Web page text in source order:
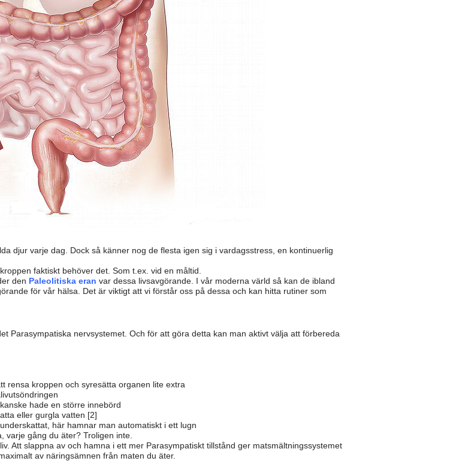
djur varje dag. Dock så känner nog de flesta igen sig i vardagsstress, en kontinuerlig
faktiskt behöver det. Som t.ex. vid en måltid.
den Paleolitiska eran var dessa livsavgörande. I vår moderna värld så kan de ibland
för vår hälsa. Det är viktigt att vi förstår oss på dessa och kan hitta rutiner som
Parasympatiska nervsystemet. Och för att göra detta kan man aktivt välja att förbereda
rensa kroppen och syresätta organen lite extra
hade en större innebörd
eller gurgla vatten [2]
här hamnar man automatiskt i ett lugn
varje gång du äter? Troligen inte.
Att slappna av och hamna i ett mer Parasympatiskt tillstånd ger matsmältningssystemet
av näringsämnen från maten du äter.